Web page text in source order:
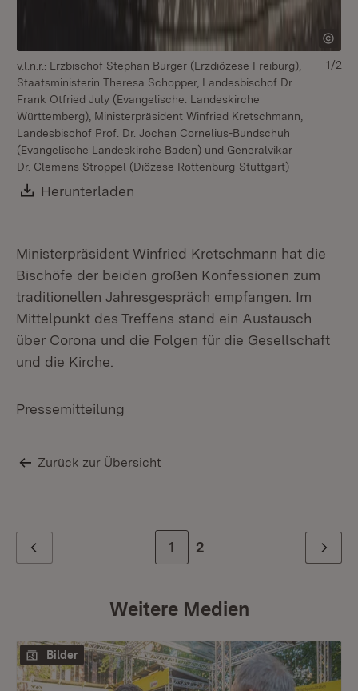
v.l.n.r.: Erzbischof Stephan Burger (Erzdiözese Freiburg),
Staatsministerin Theresa Schopper, Landesbischof Dr.
Frank Otfried July (Evangelische. Landeskirche
Württemberg), Ministerpräsident Winfried Kretschmann,
Landesbischof Prof. Dr. Jochen Cornelius-Bundschuh
(Evangelische Landeskirche Baden) und Generalvikar
Dr. Clemens Stroppel (Diözese Rottenburg-Stuttgart)
Download:
Herunterladen
1/2
Ministerpräsident Winfried Kretschmann hat die
Bischöfe der beiden großen Konfessionen zum
traditionellen Jahresgespräch empfangen. Im
Mittelpunkt des Treffens stand ein Austausch
über Corona und die Folgen für die Gesellschaft
und die Kirche.
Pressemitteilung
Zurück zur Übersicht
Zur Seite
1 Zur letzten Seite
2 Weiter
Weitere Medien
Bilder